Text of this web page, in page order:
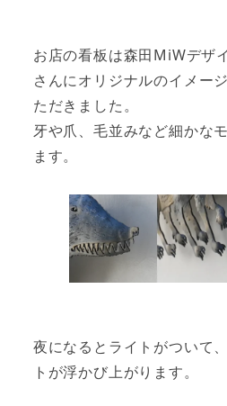
お店の看板は森田MiWデザ
さんにオリジナルのイメー
ただきました。
牙や爪、毛並みなど細かな
ます。
夜になるとライトがついて
トが浮かび上がります。